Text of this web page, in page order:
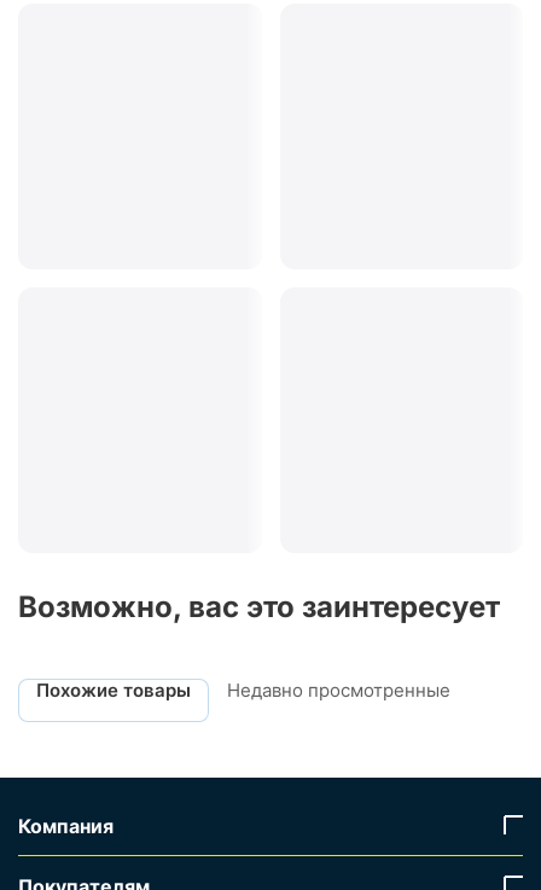
Возможно, вас это заинтересует
Похожие товары Недавно просмотренные
Компания